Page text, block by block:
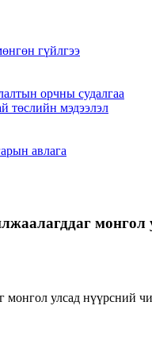
гүйлгээ
орчны судалгаа
төслийн мэдээлэл
авлага